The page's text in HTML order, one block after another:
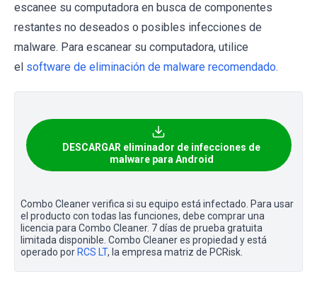
escanee su computadora en busca de componentes
restantes no deseados o posibles infecciones de
malware. Para escanear su computadora, utilice
el software de eliminación de malware recomendado.
DESCARGAR eliminador de infecciones de
malware para Android
Combo Cleaner verifica si su equipo está infectado. Para usar
el producto con todas las funciones, debe comprar una
licencia para Combo Cleaner. 7 días de prueba gratuita
limitada disponible. Combo Cleaner es propiedad y está
operado por RCS LT, la empresa matriz de PCRisk.